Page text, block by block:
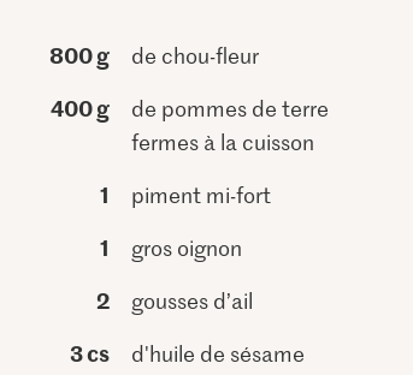
800 g de chou-fleur
400 g
de pommes de terre
fermes à la cuisson
1 piment mi-fort
1 gros oignon
2 gousses d’ail
3 cs d'huile de sésame